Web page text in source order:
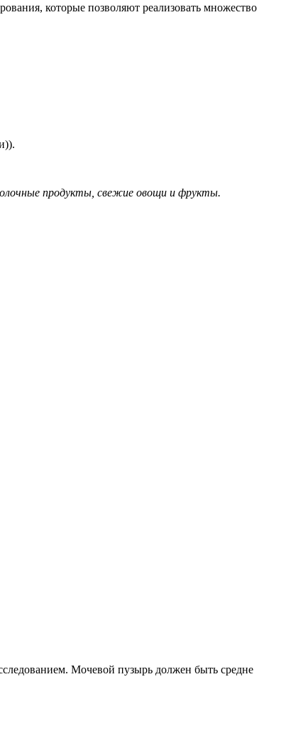
которые позволяют реализовать множество
продукты, свежие овощи и фрукты.
Мочевой пузырь должен быть средне